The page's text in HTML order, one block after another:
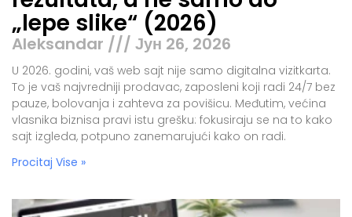
„lepe slike“ (2026)
Aleksandar Јун 26, 2026
U 2026. godini, vaš web sajt nije samo digitalna vizitkarta.
To je vaš najvredniji prodavac, zaposleni koji radi 24/7 bez
pauze, bolovanja i zahteva za povišicu. Međutim, većina
vlasnika biznisa pravi istu grešku: fokusiraju se na to kako
sajt izgleda, potpuno zanemarujući kako on radi.
Procitaj Vise »